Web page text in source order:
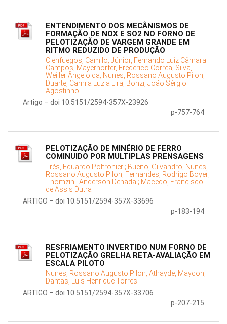
ENTENDIMENTO DOS MECÂNISMOS DE
FORMAÇÃO DE NOX E SO2 NO FORNO DE
PELOTIZAÇÃO DE VARGEM GRANDE EM
RITMO REDUZIDO DE PRODUÇÃO
Cienfuegos, Camilo; Júnior, Fernando Luiz Câmara
Campos; Mayerhorfer, Frederico Correa; Silva,
Weiller Ângelo da; Nunes, Rossano Augusto Pilon;
Duarte, Camila Luzia Lira; Bonzi, João Sérgio
Agostinho
Artigo – doi 10.5151/2594-357X-23926
p-757-764
PELOTIZAÇÃO DE MINÉRIO DE FERRO
COMINUIDO POR MULTIPLAS PRENSAGENS
Trés, Eduardo Poltronieri; Bueno, Gilvandro; Nunes,
Rossano Augusto Pilon; Fernandes, Rodrigo Boyer;
Thomzini, Anderson Denadai; Macedo, Francisco
de Assis Dutra
ARTIGO – doi 10.5151/2594-357X-33696
p-183-194
RESFRIAMENTO INVERTIDO NUM FORNO DE
PELOTIZAÇÃO GRELHA RETA-AVALIAÇÃO EM
ESCALA PILOTO
Nunes, Rossano Augusto Pilon; Athayde, Maycon;
Dantas, Luis Henrique Torres
ARTIGO – doi 10.5151/2594-357X-33706
p-207-215